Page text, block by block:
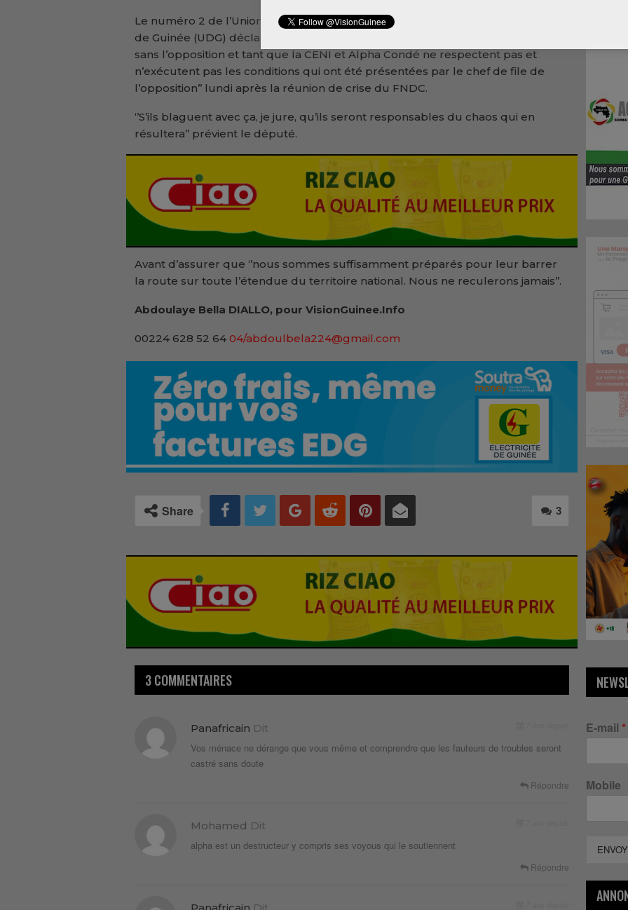
Le numéro 2 de l’Union démocratique
de Guinée (UDG) déclare qu’il ‘’n’y aura pas d’élections législatives en Guinée
sans l’opposition et tant que la CENI et Alpha Condé ne respectent pas et
n’exécutent pas les conditions qui ont été présentées par le chef de file de
l’opposition’’ lundi après la réunion de crise du FNDC.
‘’S’ils blaguent avec ça, je jure, qu’ils seront responsables du chaos qui en
résultera’’ prévient le député.
Avant d’assurer que ‘’nous sommes suffisamment préparés pour leur barrer
la route sur toute l’étendue du territoire national. Nous ne reculerons jamais’’.
Abdoulaye Bella DIALLO, pour VisionGuinee.Info
00224 628 52 64 04/abdoulbela224@gmail.com
3
Share
3 COMMENTAIRES
Panafricain Dit
Vos ménace ne dérange que vous même et comprendre que les fauteurs de troubles seront
castré sans doute
Répondre
Mohamed Dit
alpha est un destructeur y compris ses voyous qui le soutiennent
Répondre
E-mail *
Mobile